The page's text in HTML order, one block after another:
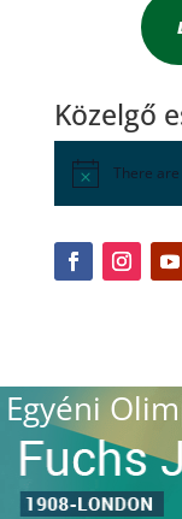
Közelgő
There
Egyéni